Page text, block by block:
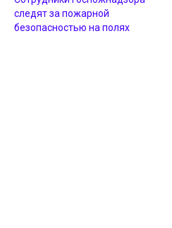
следят за пожарной
безопасностью на полях